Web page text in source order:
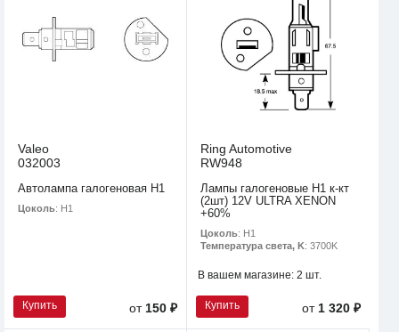
Valeo
032003
Автолампа галогеновая H1
Цоколь: H1
Купить от 150 ₽
Ring Automotive
RW948
Лампы галогеновые H1 к-кт
(2шт) 12V ULTRA XENON
+60%
Цоколь: H1
Температура света, K: 3700K
В вашем магазине: 2 шт.
Купить от 1 320 ₽